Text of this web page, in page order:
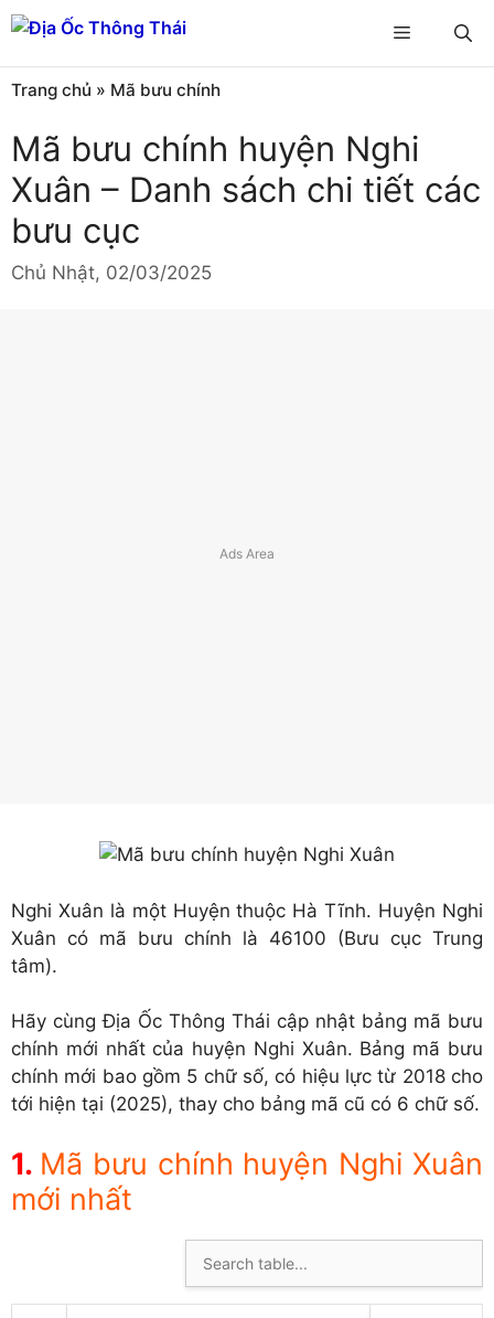
Chuyển
đến
nội
dung
Menu
Trang chủ » Mã bưu chính
Mã bưu chính huyện Nghi
Xuân – Danh sách chi tiết các
bưu cục
Chủ Nhật, 02/03/2025
Nghi Xuân là một Huyện thuộc Hà Tĩnh. Huyện Nghi
Xuân có mã bưu chính là 46100 (Bưu cục Trung
tâm).
Hãy cùng Địa Ốc Thông Thái cập nhật bảng mã bưu
chính mới nhất của huyện Nghi Xuân. Bảng mã bưu
chính mới bao gồm 5 chữ số, có hiệu lực từ 2018 cho
tới hiện tại (2025), thay cho bảng mã cũ có 6 chữ số.
Mã bưu chính huyện Nghi Xuân
mới nhất